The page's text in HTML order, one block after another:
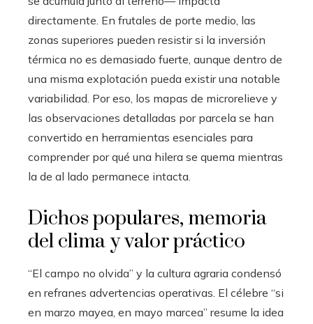
directamente. En frutales de porte medio, las
zonas superiores pueden resistir si la inversión
térmica no es demasiado fuerte, aunque dentro de
una misma explotación pueda existir una notable
variabilidad. Por eso, los mapas de microrelieve y
las observaciones detalladas por parcela se han
convertido en herramientas esenciales para
comprender por qué una hilera se quema mientras
la de al lado permanece intacta.
Dichos populares, memoria
del clima y valor práctico
“El campo no olvida” y la cultura agraria condensó
en refranes advertencias operativas. El célebre “si
en marzo mayea, en mayo marcea” resume la idea